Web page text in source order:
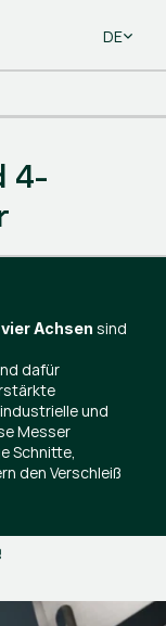
Select
DE
Achsen sind
dafür
und
Messer
Schnitte,
den Verschleiß
4-